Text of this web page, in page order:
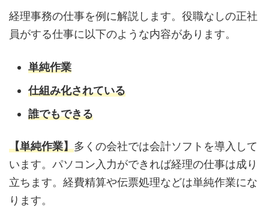
経理事務の仕事を例に解説します。役職なしの正社
員がする仕事に以下のような内容があります。
単純作業
仕組み化されている
誰でもできる
【単純作業】多くの会社では会計ソフトを導入して
います。パソコン入力ができれば経理の仕事は成り
立ちます。経費精算や伝票処理などは単純作業にな
ります。